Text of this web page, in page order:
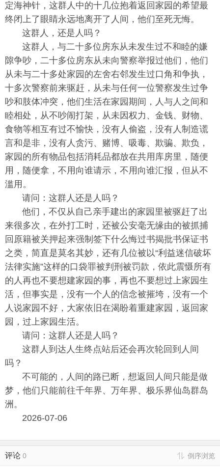
定海神针，这群人中的十几位抱着返回家园的希望最
终闭上了眼睛永远地离开了人间，他们至死无悔。
这群人，还是人吗？
这群人，与二十多位房东从未发生过不和睦的嫌
隙争吵，二十多位房东从未向警察举报过他们，他们
从未与二十多处家园的左舍右邻发生过口角和争执，
十多次警察前来驱赶，从未与任何一位警察发生过争
吵和肢体冲突，他们生活在家园期间，人与人之间和
睦相处，从不吵闹打架，从未因权力、金钱、财物、
食物等相互有过不愉快，没有人偷盗，没有人制造谎
言和是非，没有人贪污、赌博、吸毒、欺骗、欺负，
家园的所有物品包括消耗品都放在共用库房里，随便
用，随便拿，不用向谁请示，不用向谁汇报，但从不
滥用。
请问：这群人还是人吗？
他们，不仅从自己亲手建出的家园里被驱赶了出
来很多次，在外打工时，还被公安毫无缘由的被抓捕
回原籍被关押起来强制签下什么悔过书揭批书保证书
之类，简直是莫名其妙，还有几位被以“利益迷信破坏
法律实施”这样的口袋罪被判刑被罚款，依此震慑所有
的人再也不要想建家园的事，再也不要想过上家园生
活，但事实是，没有一个人的信念被摧垮，没有一个
人说家园不好，大家依旧在渴盼着重建家园，返回家
园，过上家园生活。
请问：这群人还是人吗？
这群人到达人生终点站后还会再次轮回到人间
吗？
不可能的，人间的路已断，想返回人间只能是做
梦，他们只能前往千年界、万年界、极乐界仙岛群岛
洲。
2026-07-06
评论 0 倒序浏览